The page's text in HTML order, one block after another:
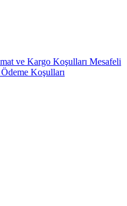
ve Kargo Koşulları Mesafeli
Koşulları